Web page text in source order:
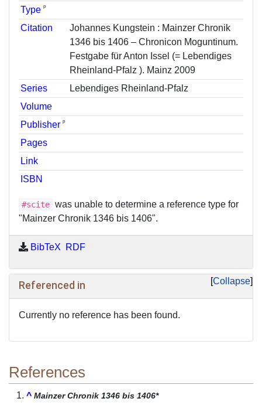
Type ᵖ
Citation
Johannes Kungstein : Mainzer Chronik
1346 bis 1406 – Chronicon Moguntinum.
Festgabe für Anton Issel (= Lebendiges
Rheinland-Pfalz ). Mainz 2009
Series
Lebendiges Rheinland-Pfalz
Volume
Publisher ᵖ
Pages
Link
ISBN
#scite was unable to determine a reference type for
"Mainzer Chronik 1346 bis 1406".
BibTeX RDF
Collapse
Referenced in
Currently no reference has been found.
References
^ Mainzer Chronik 1346 bis 1406*